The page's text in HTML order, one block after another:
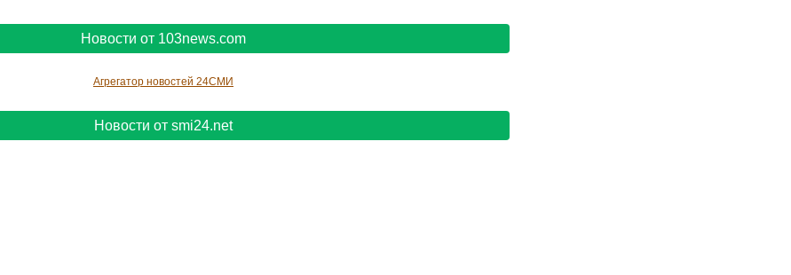
Новости от 103news.com
Агрегатор новостей 24СМИ
Новости от smi24.net